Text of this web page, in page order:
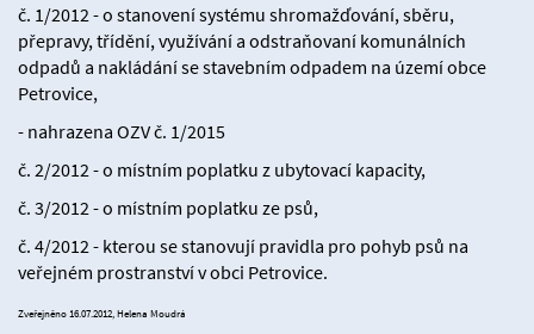
č. 1/2012 - o stanovení systému shromažďování, sběru,
přepravy, třídění, využívání a odstraňovaní komunálních
odpadů a nakládání se stavebním odpadem na území obce
Petrovice,
- nahrazena OZV č. 1/2015
č. 2/2012 - o místním poplatku z ubytovací kapacity,
č. 3/2012 - o místním poplatku ze psů,
č. 4/2012 - kterou se stanovují pravidla pro pohyb psů na
veřejném prostranství v obci Petrovice.
Zveřejněno 16.07.2012, Helena Moudrá